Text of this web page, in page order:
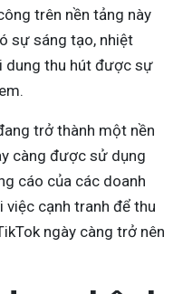
trên nền tảng này
sự sáng tạo, nhiệt
dung thu hút được sự
trở thành một nền
càng được sử dụng
cáo của các doanh
việc cạnh tranh để thu
ngày càng trở nên